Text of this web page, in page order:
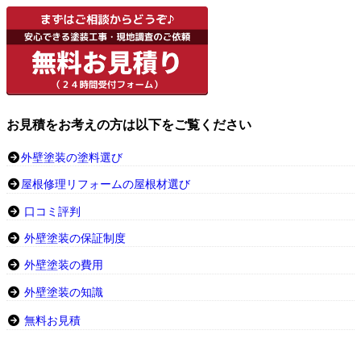
お見積をお考えの方は以下をご覧ください
外壁塗装の塗料選び
屋根修理リフォームの屋根材選び
口コミ評判
外壁塗装の保証制度
外壁塗装の費用
外壁塗装の知識
無料お見積